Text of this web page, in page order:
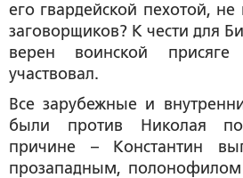
его гвардейской пехотой,
заговорщиков? К чести для
верен воинской
участвовал.
Все зарубежные и
были против Николая
причине – Константин
прозападным, полонофилом